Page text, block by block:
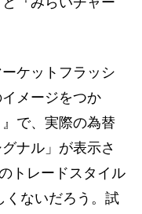
ケットフラッシ
メージをつか
で、実際の為替
ナル」が表示さ
トレードスタイル
くないだろう。試